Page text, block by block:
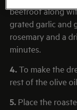
beetroot along
grated garlic and
rosemary and a
minutes.
4.To make the
rest of the olive
5. Place the